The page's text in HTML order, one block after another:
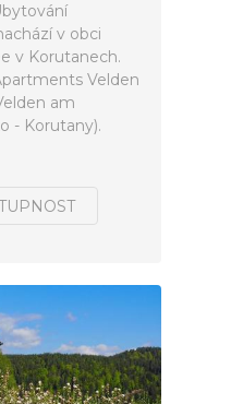
v obci
v Korutanech.
Velden
am
- Korutany).